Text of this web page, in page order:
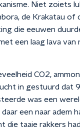
Niet zoiets
de Krakatau of
die eeuwen
een laag lava
CO2,
in gestuurd dat
was een
een naar adem
die taaie rakkers